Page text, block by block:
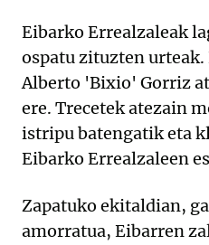
Eibarko Errealzaleak
ospatu zituzten
Alberto 'Bixio' Gorriz
ere. Trecetek atezain
istripu batengatik eta
Eibarko Errealzaleen
Zapatuko ekitaldian,
amorratua, Eibarren